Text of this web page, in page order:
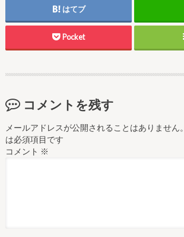
はてブ
Pocket
コメントを残す
メールアドレスが公開されることはありません。
は必須項目です
コメント ※